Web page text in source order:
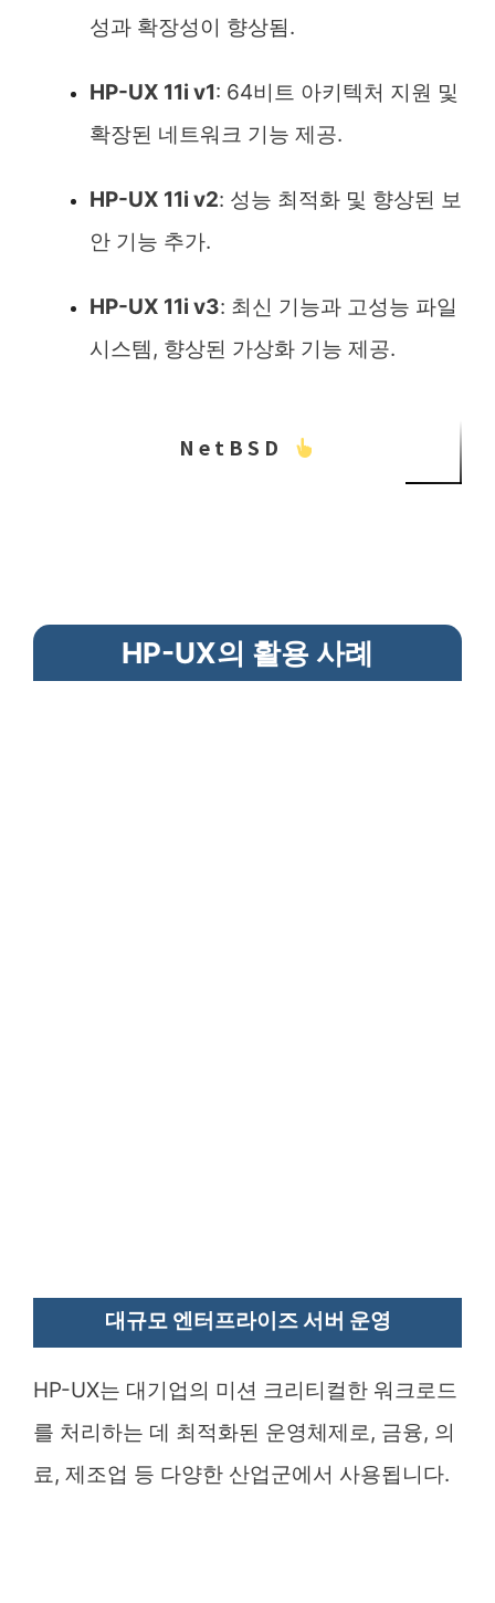
성과 확장성이 향상됨.
HP-UX 11i v1: 64비트 아키텍처 지원 및
확장된 네트워크 기능 제공.
HP-UX 11i v2: 성능 최적화 및 향상된 보
안 기능 추가.
HP-UX 11i v3: 최신 기능과 고성능 파일
시스템, 향상된 가상화 기능 제공.
NetBSD
HP-UX의 활용 사례
대규모 엔터프라이즈 서버 운영
HP-UX는 대기업의 미션 크리티컬한 워크로드
를 처리하는 데 최적화된 운영체제로, 금융, 의
료, 제조업 등 다양한 산업군에서 사용됩니다.